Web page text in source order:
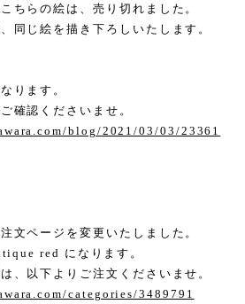
ちらの絵は、売り切れました。
同じ絵を描き下ろしいたします。
ります。
確認くださいませ。
blog/2021/03/03/23361
文ページを変更いたしました。
red になります。
、以下よりご注文くださいませ。
categories/3489791